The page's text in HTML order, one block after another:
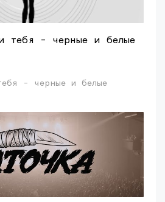
тебя - черные и белые
- черные и белые